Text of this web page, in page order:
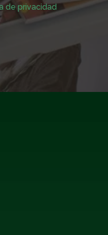
de privacidad